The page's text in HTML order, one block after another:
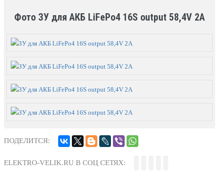
Фото ЗУ для АКБ LiFePo4 16S output 58,4V 2A
ПОДЕЛИТСЯ:
ELEKTRO-VELIK.RU В СОЦ СЕТЯХ: